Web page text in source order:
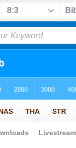
> Strong's >Greek > 4275a